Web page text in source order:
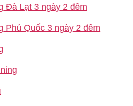
Đà Lạt 3 ngày 2 đêm
Phú Quốc 3 ngày 2 đêm